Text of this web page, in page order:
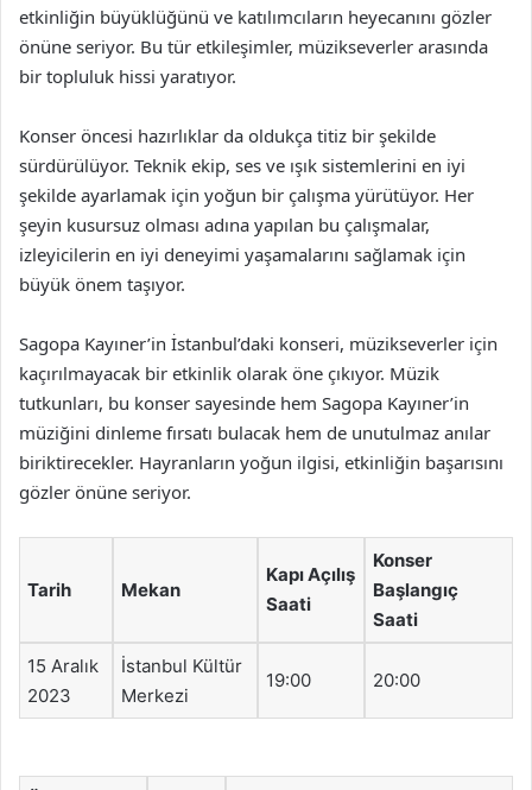
etkinliğin büyüklüğünü ve katılımcıların heyecanını gözler
önüne seriyor. Bu tür etkileşimler, müzikseverler arasında
bir topluluk hissi yaratıyor.
Konser öncesi hazırlıklar da oldukça titiz bir şekilde
sürdürülüyor. Teknik ekip, ses ve ışık sistemlerini en iyi
şekilde ayarlamak için yoğun bir çalışma yürütüyor. Her
şeyin kusursuz olması adına yapılan bu çalışmalar,
izleyicilerin en iyi deneyimi yaşamalarını sağlamak için
büyük önem taşıyor.
Sagopa Kayıner’in İstanbul’daki konseri, müzikseverler için
kaçırılmayacak bir etkinlik olarak öne çıkıyor. Müzik
tutkunları, bu konser sayesinde hem Sagopa Kayıner’in
müziğini dinleme fırsatı bulacak hem de unutulmaz anılar
biriktirecekler. Hayranların yoğun ilgisi, etkinliğin başarısını
gözler önüne seriyor.
Tarih Mekan
Kapı Açılış
Saati
Konser
Başlangıç
Saati
15 Aralık
2023
İstanbul Kültür
Merkezi
19:00 20:00